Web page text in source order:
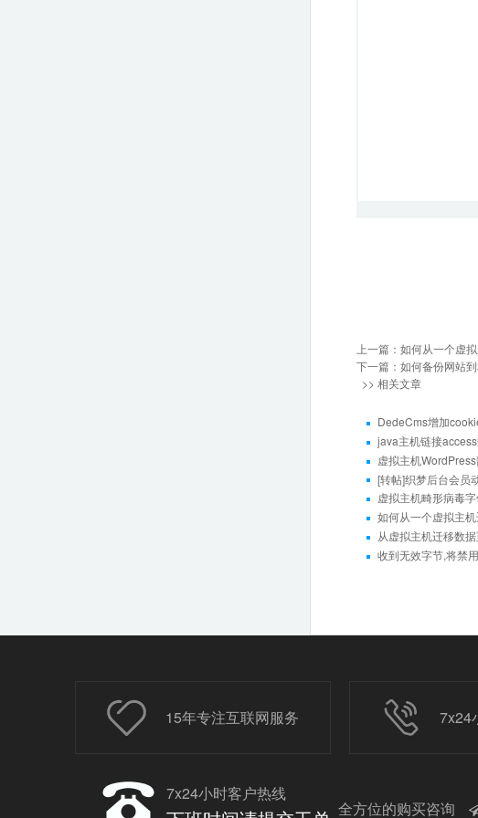
上一篇： 如何从一个虚
下一篇： 如何备份网站
>> 相关文章
DedeCms增加
java主机链接
虚拟主机
[转帖]织梦后台会员
虚拟主机畸形病毒
如何从一个虚拟主
从虚拟主机迁移数
收到无效字节,将禁
15年专注互联网服务 7x24
7x24小时客户热线
全方位的购买咨询